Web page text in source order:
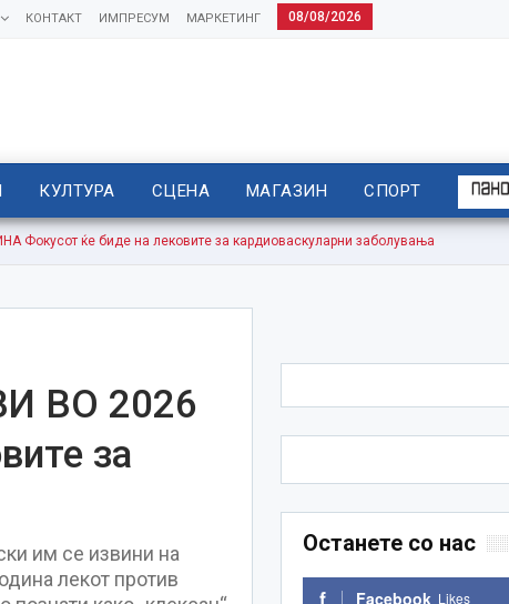
08/08/2026
МАРКЕТИНГ
ИМПРЕСУМ
КОНТАКТ
КУЛТУРА СЦЕНА МАГАЗИН СПОРТ
ќе биде на лековите за кардиоваскуларни заболувања
ВО 2026
за
им се извини на
лекот против
Останете со нас
Facebook Likes